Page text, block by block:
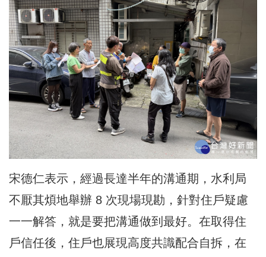
宋德仁表示，經過長達半年的溝通期，水利局
不厭其煩地舉辦 8 次現場現勘，針對住戶疑慮
一一解答，就是要把溝通做到最好。在取得住
戶信任後，住戶也展現高度共識配合自拆，在